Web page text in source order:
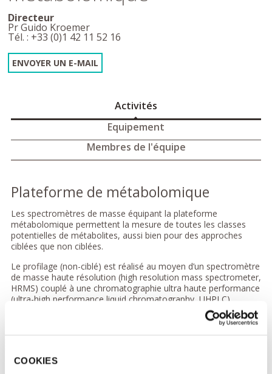
COOKIES
Directeur
Pr Guido Kroemer
Tél. : +33 (0)1 42 11 52 16
ENVOYER UN E-MAIL
Activités
Equipement
Membres de l'équipe
Plateforme de métabolomique
Les spectromètres de masse équipant la plateforme
métabolomique permettent la mesure de toutes les classes
potentielles de métabolites, aussi bien pour des approches
ciblées que non ciblées.
Le profilage (non-ciblé) est réalisé au moyen d’un spectromètre
de masse haute résolution (high resolution mass spectrometer,
HRMS) couplé à une chromatographie ultra haute performance
(ultra-high performance liquid chromatography, UHPLC).
L’analyse métabolomique ciblée repose sur la technique MRM
(multiple reaction monitoring) après séparation par UHPLC, en
Nous quantifions en routine acides aminés et dérivés, acides